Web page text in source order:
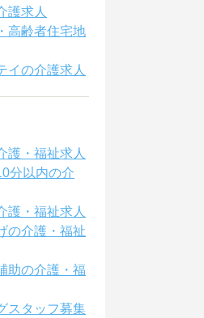
護求人
高齢者住宅地
イの介護求人
護・福祉求人
分以内の介
護・福祉求人
の介護・福祉
助の介護・福
スタッフ募集